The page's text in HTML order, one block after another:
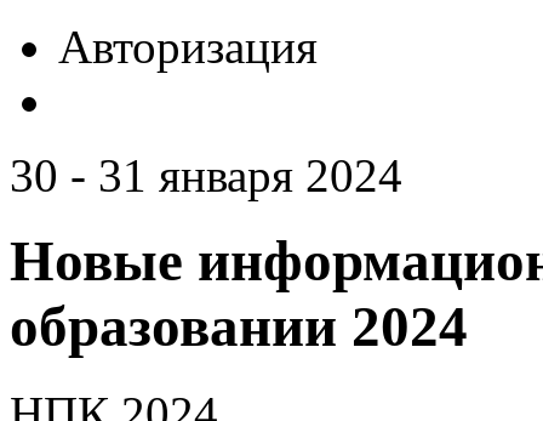
Авторизация
30 - 31 января 2024
Новые
образовании 2024